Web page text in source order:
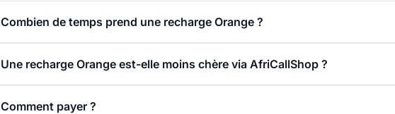
Combien de temps prend une recharge Orange ?
Une recharge Orange est-elle moins chère via AfriCallShop ?
Comment payer ?